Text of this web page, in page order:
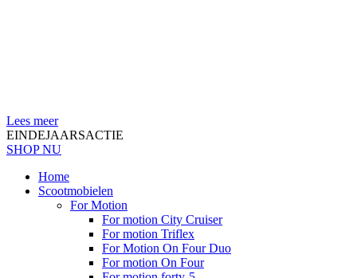
Lees meer
EINDEJAARSACTIE
SHOP NU
Home
Scootmobielen
For Motion
For motion City Cruiser
For motion Triflex
For Motion On Four Duo
For motion On Four